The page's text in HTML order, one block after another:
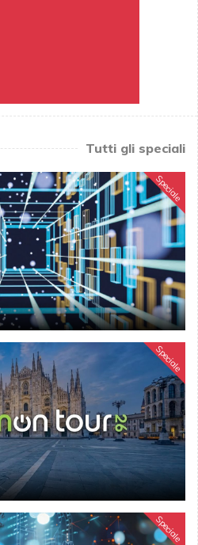
Tutti gli speciali
Speciale
Speciale
Speciale